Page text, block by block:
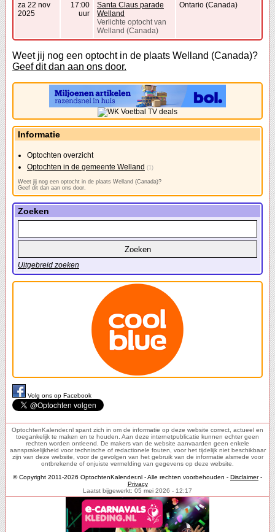
za 22 nov
2025
17:00
uur
Santa Claus parade
Welland
Verlichte optocht van
Welland (Canada)
Ontario (Canada)
Weet jij nog een optocht in de plaats Welland (Canada)?
Geef dit dan aan ons door.
Informatie
Optochten overzicht
Optochten in de gemeente Welland (1)
Weet jij nog een optocht in de plaats Welland (Canada)?
Geef dit dan aan ons door.
Zoeken
Uitgebreid zoeken
Volg ons op Facebook
OptochtenKalender.nl spant zich in om de informatie op deze website correct, actueel en
toegankelijk te maken en te houden. Aan deze internetpublicatie kunnen echter geen
rechten worden ontleend. De makers van de website aanvaarden geen enkele
aansprakelijkheid voor technische of redactionele fouten, voor het tijdelijk niet beschikbaar
zijn van deze website, voor de gevolgen van het gebruik van de informatie alsmede voor
ontbrekende of onjuiste vermelding van gegevens op deze website.
© Copyright 2011-2026 OptochtenKalender.nl - Alle rechten voorbehouden - Disclaimer-
Privacy
Laatst bijgewerkt: 05 mei 2026 - 12:17